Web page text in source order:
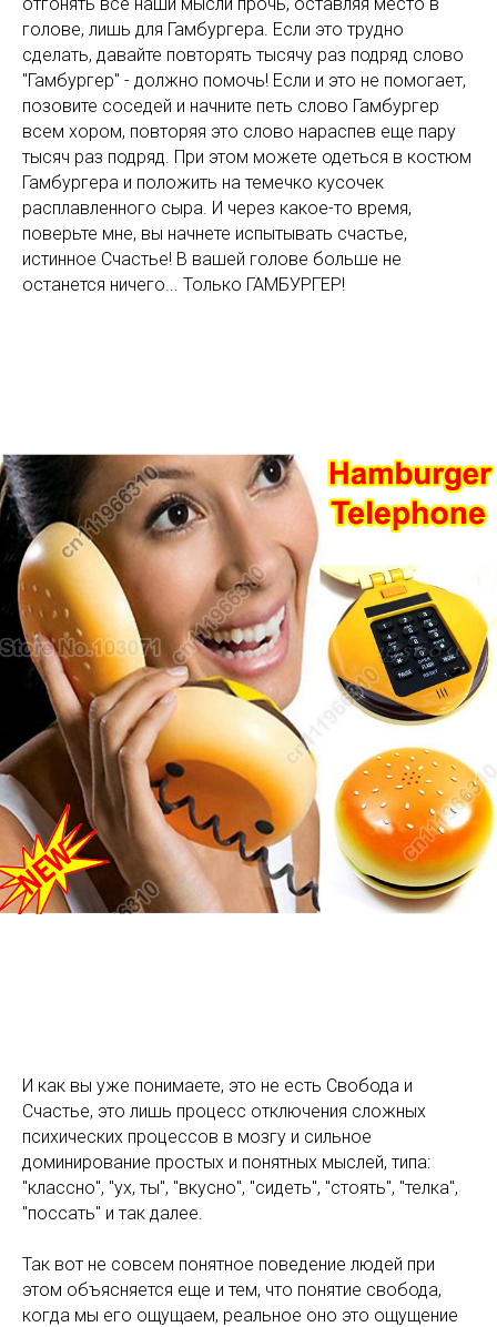
голове, лишь для Гамбургера. Если это трудно
сделать, давайте повторять тысячу раз подряд слово
"Гамбургер" - должно помочь! Если и это не помогает,
позовите соседей и начните петь слово Гамбургер
всем хором, повторяя это слово нараспев еще пару
тысяч раз подряд. При этом можете одеться в костюм
Гамбургера и положить на темечко кусочек
расплавленного сыра. И через какое-то время,
поверьте мне, вы начнете испытывать счастье,
истинное Счастье! В вашей голове больше не
останется ничего... Только ГАМБУРГЕР!
И как вы уже понимаете, это не есть Свобода и
Счастье, это лишь процесс отключения сложных
психических процессов в мозгу и сильное
доминирование простых и понятных мыслей, типа:
"классно", "ух, ты", "вкусно", "сидеть", "стоять", "телка",
"поссать" и так далее.
Так вот не совсем понятное поведение людей при
этом объясняется еще и тем, что понятие свобода,
когда мы его ощущаем, реальное оно это ощущение